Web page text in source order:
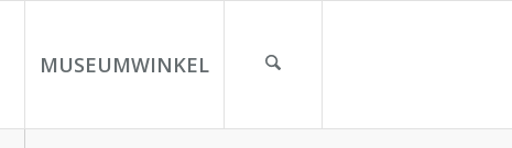
MUSEUMWINKEL